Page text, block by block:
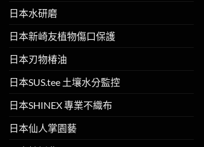
日本水研磨
日本新崎友植物傷口保護
日本刃物椿油
日本SUS.tee 土壤水分監控
日本SHINEX 專業不織布
日本仙人掌園藝